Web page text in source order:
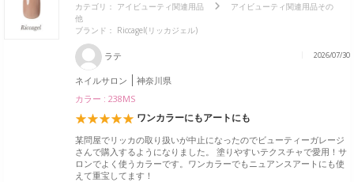
カテゴリ： アイビューティ関連用品
アイビューティ関連用品その
他
ブランド： Riccagel(リッカジェル)
ラテ 2026/07/30
ネイルサロン
神奈川県
カラー : 238MS
ワンカラーにもアートにも
某問屋でリッカの取り扱いが中止になったのでビューティーガレージ
さんで購入するようになりました。 塗りやすいテクスチャで愛用！サ
ロンでよく使うカラーです。ワンカラーでもニュアンスアートにも使
えて重宝してます！